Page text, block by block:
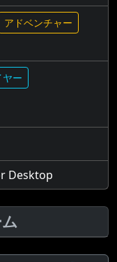
アドベンチャー
ヤー
Desktop